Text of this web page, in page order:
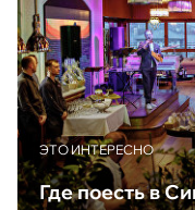
ЭТО ИНТЕРЕСНО
Где поесть в